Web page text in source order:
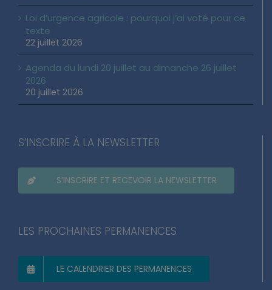
Loi d’urgence agricole : pourquoi j’ai voté pour ce
texte
22 juillet 2026
Agenda du lundi 20 juillet au dimanche 26 juillet
2026
20 juillet 2026
S’INSCRIRE À LA NEWSLETTER
S’INSCRIRE ET RECEVOIR LA NEWSLETTER
LES PROCHAINES PERMANENCES
LE CALENDRIER DES PERMANENCES